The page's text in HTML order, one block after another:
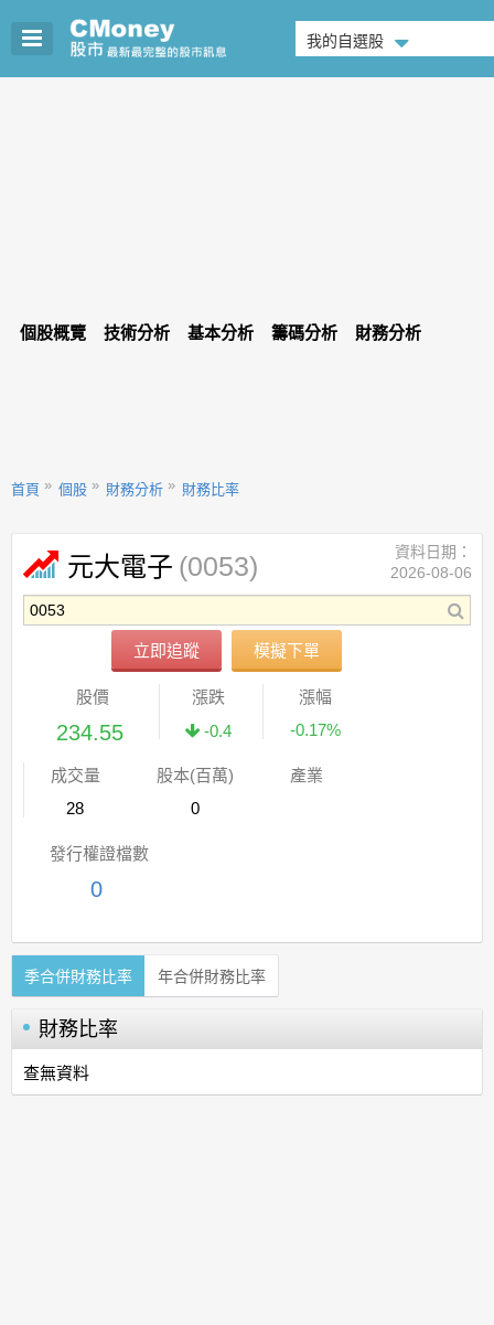
我的自選股
個股概覽 技術分析 基本分析 籌碼分析 財務分析
首頁 個股 財務分析 財務比率
元大電子 (0053)
立即追蹤 模擬下單
資料日期：
2026-08-06
股價
234.55
漲跌
-0.4
漲幅
-0.17%
成交量
28
股本(百萬)
0
產業
發行權證檔數
0
季合併財務比率 年合併財務比率
財務比率
查無資料